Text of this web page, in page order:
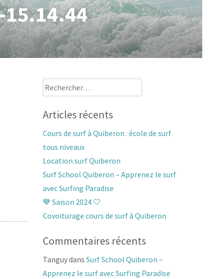
15.14.44
Rechercher :
Articles récents
Cours de surf à Quiberon : école de surf
tous niveaux
Location surf Quiberon
Surf School Quiberon – Apprenez le surf
avec Surfing Paradise
💙 Saison 2024 🤍
Covoiturage cours de surf à Quiberon
Commentaires récents
Tanguydans Surf School Quiberon –
Apprenez le surf avec Surfing Paradise